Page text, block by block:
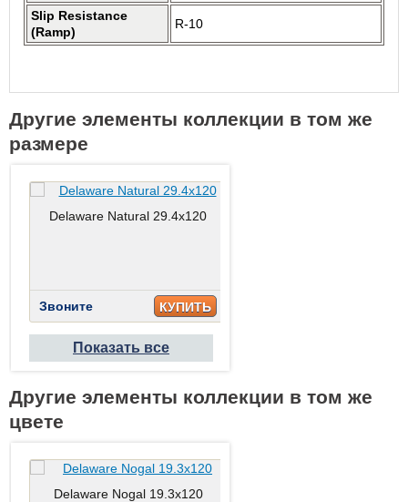
Slip Resistance
(Ramp)
R-10
Другие элементы коллекции в том же
размере
Delaware Natural 29.4x120
Звоните КУПИТЬ
Показать все
Другие элементы коллекции в том же
цвете
Delaware Nogal 19.3x120